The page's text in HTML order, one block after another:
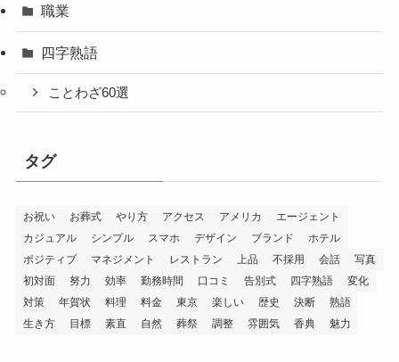
職業
四字熟語
ことわざ60選
タグ
お祝い お葬式 やり方 アクセス アメリカ
エージェント
カジュアル
シンプル スマホ デザイン ブランド
ホテル
ポジティブ
マネジメント レストラン 上品 不採用 会話
写真
初対面
努力 効率 勤務時間 口コミ 告別式 四字熟語
変化
対策
年賀状 料理 料金 東京 楽しい 歴史 決断
熟語
生き方
目標 素直 自然 葬祭 調整 雰囲気 香典 魅力